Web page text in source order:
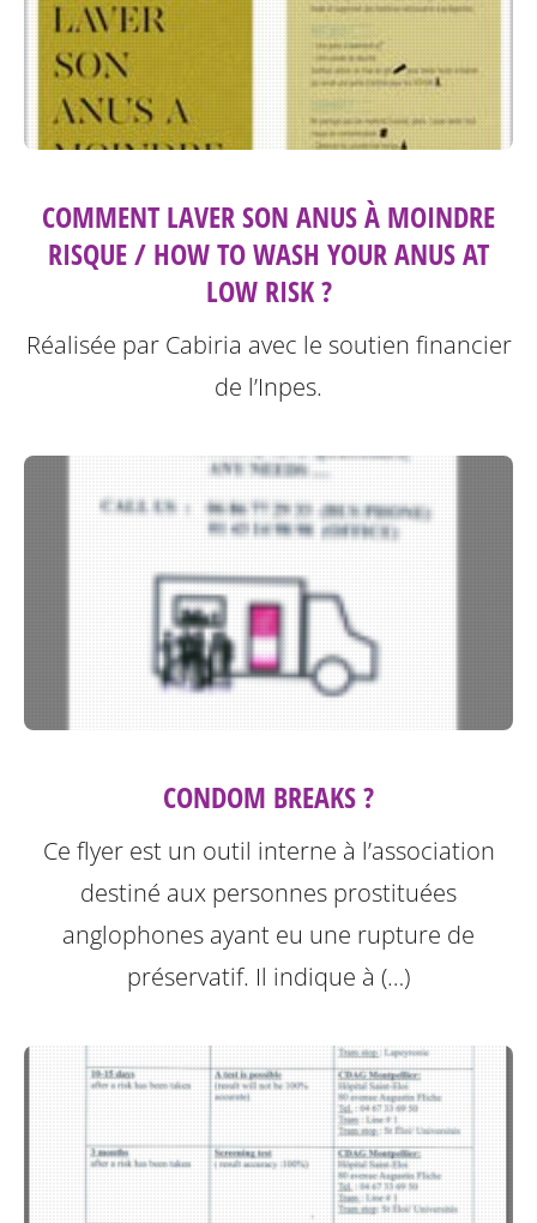
COMMENT LAVER SON ANUS À MOINDRE
RISQUE / HOW TO WASH YOUR ANUS AT
LOW RISK ?
Réalisée par Cabiria avec le soutien financier
de l’Inpes.
CONDOM BREAKS ?
Ce flyer est un outil interne à l’association
destiné aux personnes prostituées
anglophones ayant eu une rupture de
préservatif. Il indique à (…)